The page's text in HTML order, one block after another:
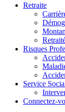
Retraite
Risques
Service
Connectez-